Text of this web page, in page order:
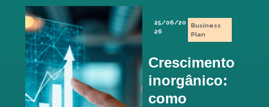
25/06/20
26
Business
Plan
Crescimento
inorgânico:
como